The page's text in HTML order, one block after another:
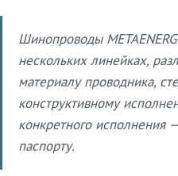
Шинопроводы
нескольких линейках,
материалу проводника,
конструктивному
конкретного исполнения
паспорту.